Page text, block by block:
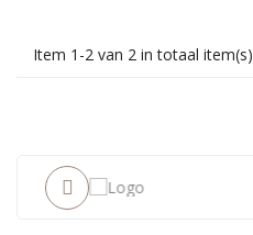
Item 1-2 van 2 in totaal item(s)